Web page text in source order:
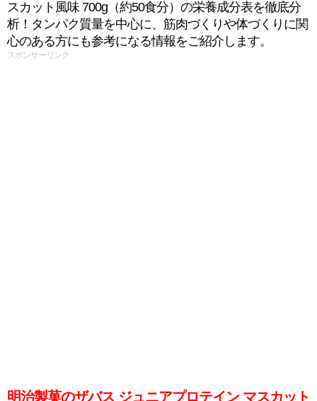
スカット風味 700g（約50食分）の栄養成分表を徹底分
析！タンパク質量を中心に、筋肉づくりや体づくりに関
心のある方にも参考になる情報をご紹介します。
スポンサーリンク
明治製菓のザバス ジュニアプロテイン マスカット